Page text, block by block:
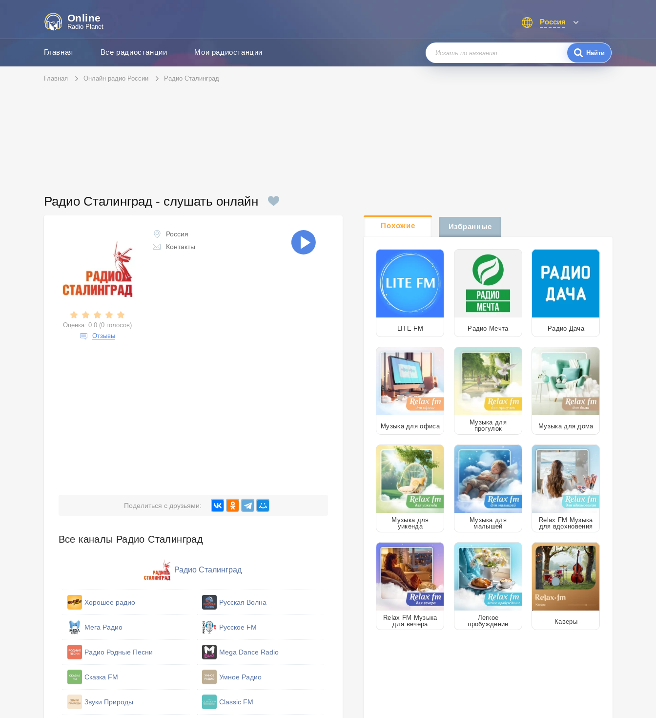
Online
Radio Planet
Россия
Главная Все радиостанции Мои радиостанции
Главная Онлайн радио России Радио Сталинград
Радио Сталинград - слушать онлайн
Оценка: 0.0 (0 голосов)
Отзывы
Россия
Контакты
Поделиться с друзьями:
Все каналы Радио Сталинград
Радио Сталинград
Хорошее радио Русская Волна
Мега Радио Русское FM
Радио Родные Песни Mega Dance Radio
Сказка FM Умное Радио
Звуки Природы Classic FM
Похожие Избранные
LITE FM Радио Мечта Радио Дача
Музыка для офиса
Музыка для
прогулок
Музыка для дома
Музыка для
уикенда
Музыка для
малышей
Relax FM Музыка
для вдохновения
Relax FM Музыка
для вечера
Легкое
пробуждение
Каверы